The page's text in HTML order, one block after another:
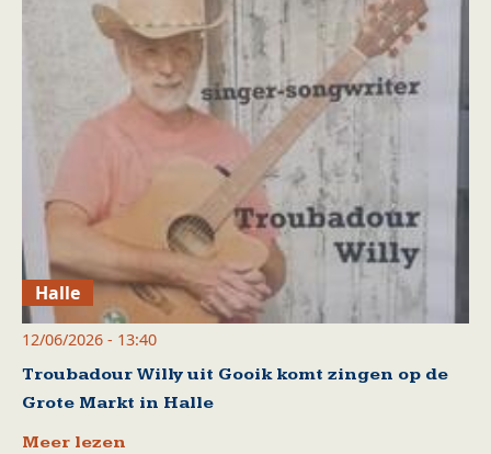
Halle
12/06/2026 - 13:40
Troubadour Willy uit Gooik komt zingen op de
Grote Markt in Halle
Meer lezen